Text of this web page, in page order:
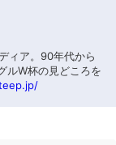
ィア。90年代から
ルW杯の見どころを